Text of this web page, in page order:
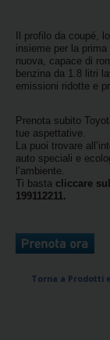
Auto
Noleggio
Furgoni
Noleggio
Business
Flotta
Usato
Prodotti
Il profilo da coupé,
insieme per la
nuova, capace di
benzina da 1.8 litri
emissioni ridotte e
Prenota subito
tue aspettative.
La puoi trovare
auto speciali e
l’ambiente.
Ti basta cliccare
199112211.
Torna a Prodotti